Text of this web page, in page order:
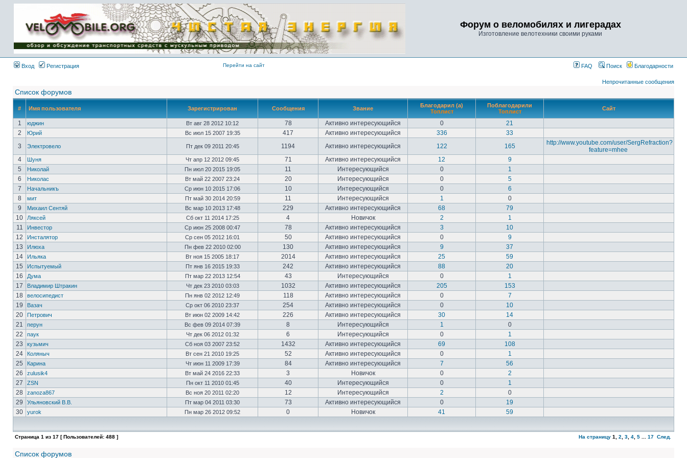
Имя пользователя:
Пароль:
{ LOG_ME_IN_SHORT
}
Форум о веломобилях и лигерадах
Изготовление велотехники своими руками
Вход Регистрация Перейти на сайт FAQ Поиск Благодарности
Непрочитанные сообщения
Список форумов
# Имя пользователя Зарегистрирован Сообщения Звание
Благодарил (а)
Топлист
Поблагодарили
Топлист
Сайт
1 юджин Вт авг 28 2012 10:12 78 Активно интересующийся 0
21
2
Юрий Вс июл 15 2007 19:35 417 Активно интересующийся 336
33
3
Электровело Пт дек 09 2011 20:45 1194 Активно интересующийся 122 165
http://www.youtube.com/user/SergRefraction?
feature=mhee
4
Шуня Чт апр 12 2012 09:45 71 Активно интересующийся 12
9
5
Николай Пн июл 20 2015 19:05 11 Интересующийся 0
1
6
Николас Вт май 22 2007 23:24 20 Интересующийся 0
5
7
Начальникъ Ср июн 10 2015 17:06 10 Интересующийся 0
6
8
мит Пт май 30 2014 20:59 11 Интересующийся 1
0
9
Михаил Сентяй Вс мар 10 2013 17:48 229 Активно интересующийся 68
79
10
Ляксей Сб окт 11 2014 17:25 4 Новичок 2
1
11
Инвестор Ср июн 25 2008 00:47 78 Активно интересующийся 3
10
12
Инсталятор Ср сен 05 2012 16:01 50 Активно интересующийся 0
9
13
Илюха Пн фев 22 2010 02:00 130 Активно интересующийся 9
37
14
Ильяка Вт ноя 15 2005 18:17 2014 Активно интересующийся 25
59
15
Испытуемый Пт янв 16 2015 19:33 242 Активно интересующийся 88
20
16
Дума Пт мар 22 2013 12:54 43 Интересующийся 0
1
17
Владимир Штракин Чт дек 23 2010 03:03 1032 Активно интересующийся 205
153
18
велосипедист Пн янв 02 2012 12:49 118 Активно интересующийся 0
7
19
Вазач Ср окт 06 2010 23:37 254 Активно интересующийся 0
10
20
Петрович Вт июн 02 2009 14:42 226 Активно интересующийся 30
14
21
перун Вс фев 09 2014 07:39 8 Интересующийся 1
0
22
паук Чт дек 06 2012 01:32 6 Интересующийся 0
1
23
кузьмич Сб ноя 03 2007 23:52 1432 Активно интересующийся 69
108
24
Коляныч Вт сен 21 2010 19:25 52 Активно интересующийся 0
1
25
Карина Чт июн 11 2009 17:39 84 Активно интересующийся 7
56
26
zulusik4 Вт май 24 2016 22:33 3 Новичок 0
2
27
ZSN Пн окт 11 2010 01:45 40 Интересующийся 0
1
28
zanoza867 Вс ноя 20 2011 02:20 12 Интересующийся 2
0
29
Ульяновский В.В. Пт мар 04 2011 03:30 73 Активно интересующийся 0
19
30
yurok Пн мар 26 2012 09:52 0 Новичок 41 59
Страница 1 из 17 [ Пользователей: 488 ] На страницу 1 2 3 4 5 17 След.
Список форумов